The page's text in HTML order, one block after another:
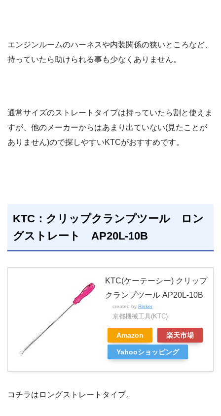
エンジンルームのハーネスや内装関係の狭いところなど、
持っていたら助けられる事も少なくありません。
通常サイズのストレートタイプは持っていたら割と使えま
すが、他のメーカーからはあまり出ていない(見たことが
ありません)ので探しやすいKTCがおすすめです。
KTC：クリップクランプツール ロン
グストレート AP20L-10B
KTC(ケーテーシー) クリップ
クランプツール AP20L-10B
created by Rinker
京都機械工具(KTC)
Amazon 楽天市場
Yahooショッピング
コチラはロングストレートタイプ。